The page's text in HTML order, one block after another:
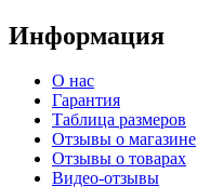
Информация
О нас
Гарантия
Таблица размеров
Отзывы о магазине
Отзывы о товарах
Видео-отзывы